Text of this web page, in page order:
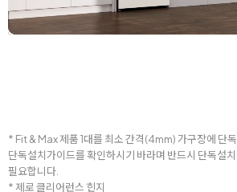
* Fit & Max 제품 1대를 최소 간격(4mm) 가구장에 단
단독설치가이드를 확인하시기 바라며 반드시 단독설
필요합니다.
* 제로 클리어런스 힌지